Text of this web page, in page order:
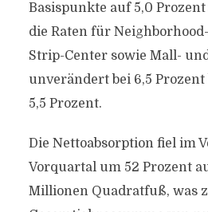
Basispunkte auf 5,0
die Raten für
Strip-Center sowie Mall-
unverändert bei 6,5
5,5 Prozent.
Die Nettoabsorption fiel im
Vorquartal um 52 Prozent
Millionen Quadratfuß, was